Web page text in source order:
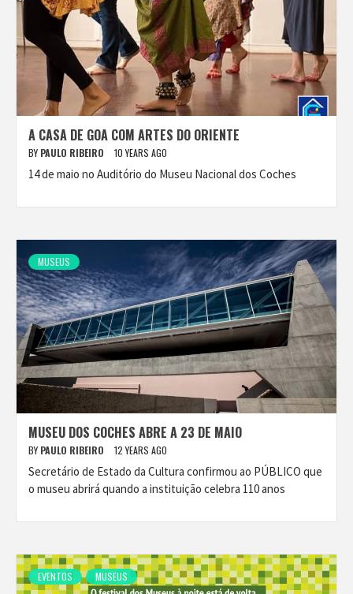
A CASA DE GOA COM ARTES DO ORIENTE
BY PAULO RIBEIRO 10 YEARS AGO
14 de maio no Auditório do Museu Nacional dos Coches
MUSEUS
MUSEU DOS COCHES ABRE A 23 DE MAIO
BY PAULO RIBEIRO 12 YEARS AGO
Secretário de Estado da Cultura confirmou ao PÚBLICO que
o museu abrirá quando a instituição celebra 110 anos
EVENTOS MUSEUS